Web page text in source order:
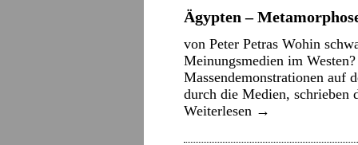
Ägypten –
von Peter Petras Wohin
Meinungsmedien im
Massendemonstrationen auf
durch die Medien,
Weiterlesen →